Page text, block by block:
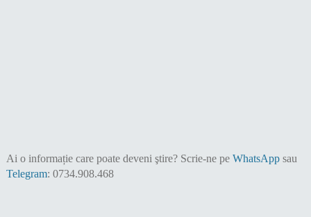
Ai o informație care poate deveni ştire? Scrie-ne pe WhatsAppsau
Telegram: 0734.908.468